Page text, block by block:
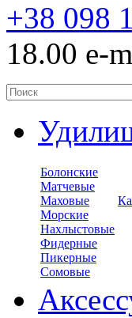
+38 098
18.00 e-
Болонские
Матчевые
Маховые
Морские
Нахлыстовые
Фидерные
Пикерные
Сомовые